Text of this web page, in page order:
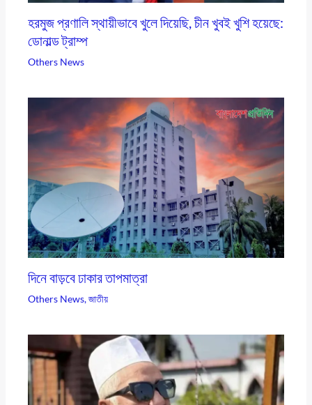
হরমুজ প্রণালি স্থায়ীভাবে খুলে দিয়েছি, চীন খুবই খুশি হয়েছে:
ডোনাল্ড ট্রাম্প
Others News
দিনে বাড়বে ঢাকার তাপমাত্রা
Others News,জাতীয়